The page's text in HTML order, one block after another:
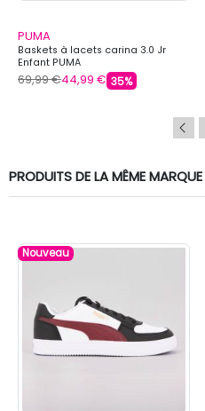
PUMA
Baskets à lacets carina 3.0 Jr
Enfant PUMA
69,99 €44,99 € 35%
PRODUITS DE LA MÊME MARQUE
Nouveau